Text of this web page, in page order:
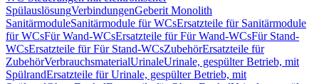
SpülauslösungVerbindungenGeberit Monolith
SanitärmoduleSanitärmodule für WCsErsatzteile für Sanitärmodule
für WCsFür Wand-WCsErsatzteile für Für Wand-WCsFür Stand-
WCsErsatzteile für Für Stand-WCsZubehörErsatzteile für
ZubehörVerbrauchsmaterialUrinaleUrinale, gespülter Betrieb, mit
SpülrandErsatzteile für Urinale, gespülter Betrieb, mit